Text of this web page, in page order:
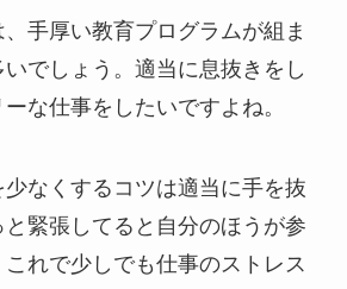
手厚い教育プログラムが組ま
でしょう。適当に息抜きをし
な仕事をしたいですよね。
なくするコツは適当に手を抜
と緊張してると自分のほうが参
れで少しでも仕事のストレス